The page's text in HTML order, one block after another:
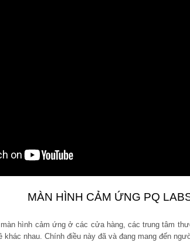
MÀN HÌNH CẢM ỨNG PQ L
hình cảm ứng ở các cửa hàng, các trung tâm
nhau. Chính điều này đã và đang mang đến